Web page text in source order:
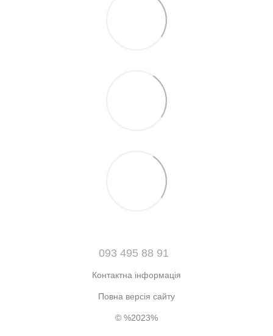
093 495 88 91
Контактна інформація
Повна версія сайту
© %2023%